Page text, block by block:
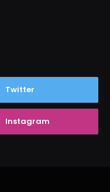
Twitter
Instagram